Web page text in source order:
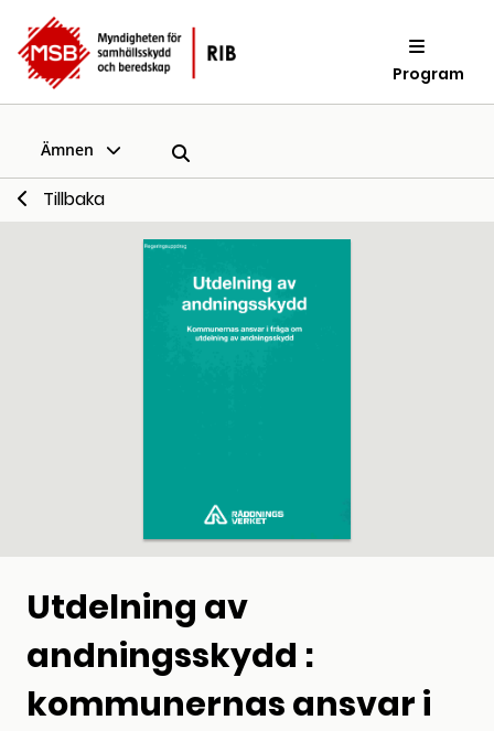
Program
Ämnen
Tillbaka
Utdelning av
andningsskydd :
kommunernas ansvar i